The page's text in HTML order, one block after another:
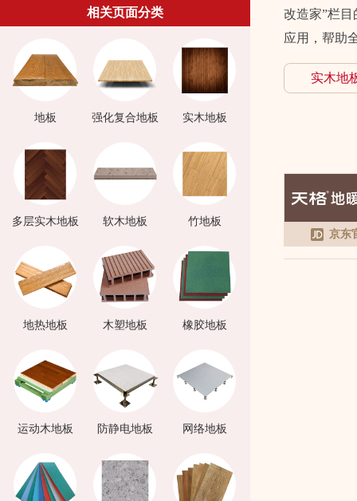
相关页面分类
地板 强化复合地板 实木地板
多层实木地板 软木地板 竹地板
地热地板 木塑地板 橡胶地板
运动木地板 防静电地板 网络地板
改造家”栏
应用，帮助
实木地
京东